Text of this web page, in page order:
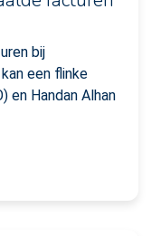
bij
een flinke
en Handan Alhan